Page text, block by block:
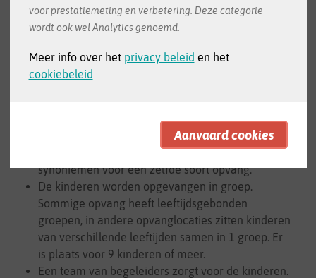
voor prestatiemeting en verbetering. Deze categorie
wordt ook wel Analytics genoemd.
Meer info over het privacy beleid en het
cookiebeleid
Kinderdagverblijf of onthaalouder
Kinderdagverblijf, kribbe of crèche zijn
synoniemen voor een zelfde soort opvang.
De kinderen worden opgevangen in groep.
Sommige opvang heeft leeftijdsgebonden
groepen, in andere opvanglocaties zitten kinderen
van verschillende leeftijden samen in 1 groep. Er
is plaats voor 9 kinderen of meer.
Een team van begeleiders zorgt voor de kinderen.